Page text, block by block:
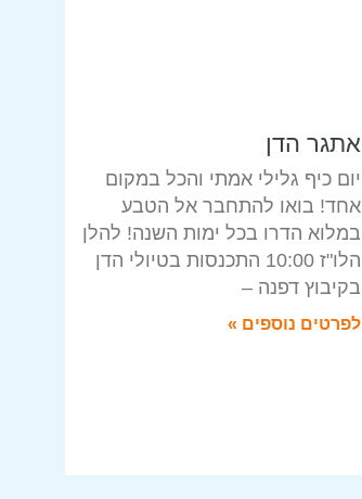
אתגר הדן
יום כיף גלילי אמתי והכל במקום
אחד! בואו להתחבר אל הטבע
במלוא הדרו בכל ימות השנה! להלן
הלו"ז 10:00 התכנסות בטיולי הדן
בקיבוץ דפנה –
לפרטים נוספים »